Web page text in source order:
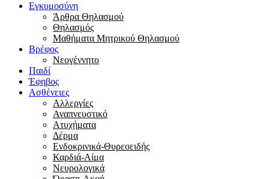
Εγκυμοσύνη
Άρθρα Θηλασμού
Θηλασμός
Μαθήματα Μητρικού Θηλασμού
Βρέφος
Νεογέννητο
Παιδί
Έφηβος
Ασθένειες
Αλλεργίες
Αναπνευστικό
Ατυχήματα
Δέρμα
Ενδοκρινικά-Θυρεοειδής
Καρδιά-Αίμα
Νευρολογικά